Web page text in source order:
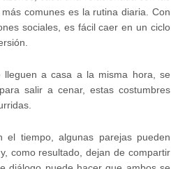
comunes es la rutina diaria. Con
sociales, es fácil caer en un ciclo
lleguen a casa a la misma hora, se
salir a cenar, estas costumbres
tiempo, algunas parejas pueden
como resultado, dejan de compartir